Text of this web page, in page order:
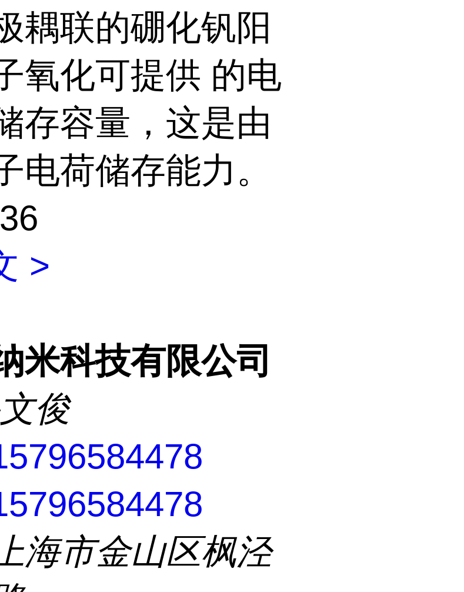
耦联的硼化钒阳
氧化可提供 的电
存容量，这是由
电荷储存能力。
>
米科技有限公司
俊
海市金山区枫泾